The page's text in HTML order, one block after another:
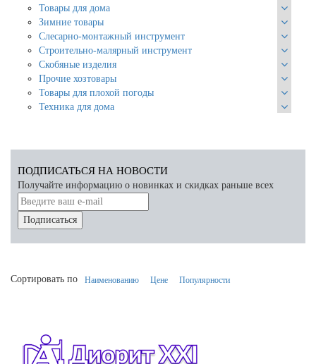
Товары для дома
Зимние товары
Слесарно-монтажный инструмент
Строительно-малярный инструмент
Скобяные изделия
Прочие хозтовары
Товары для плохой погоды
Техника для дома
ПОДПИСАТЬСЯ НА НОВОСТИ
Получайте информацию о новинках и скидках раньше всех
Подписаться
Сортировать по Наименованию Цене Популярности